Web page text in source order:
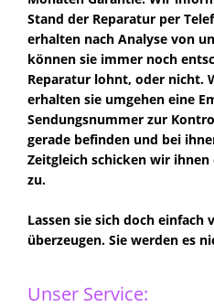
Stand der Reparatur per
erhalten nach Analyse von
können sie immer noch
Reparatur lohnt, oder nicht.
erhalten sie umgehen eine
Sendungsnummer zur
gerade befinden und bei
Zeitgleich schicken wir
zu.
Lassen sie sich doch einfach
überzeugen. Sie werden es
Unser Service: